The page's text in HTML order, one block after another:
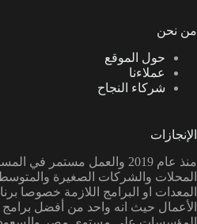
من نحن
حول الموقع
عملاءنا
شركاء النجاح
الإنجازات
منذ عام 2019 والعمل مستمر
المحلات والشركات الصغيرة
المعدات او البرامج اللازمة خصوصا
الأعمال حيث انه واحد من أفضل برامج